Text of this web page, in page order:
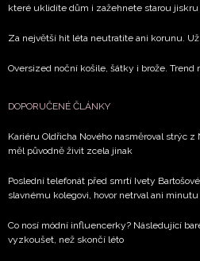
které uklidíte dům i zažehnete starou jiskru
Za největší hit léta neutratíte ani korunu.
Oversized noční košile, šátky i brože. Trend
DOPORUČENÉ ČLÁNKY
Kariéru Oldřicha Nového nasměroval strýc z
měl původně živit zcela jinak
Poslední telefonát před smrtí Ivety
slavnému kolegovi, hovor netrval ani minutu
Co nosí módní influencerky? Následující
vyzkoušet, než skončí léto